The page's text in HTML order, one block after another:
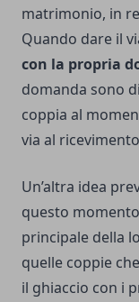
matrimonio, in
Quando dare il
con la propria
domanda sono
coppia al
via al
Un’altra idea
questo
principale della
quelle coppie
il ghiaccio con i